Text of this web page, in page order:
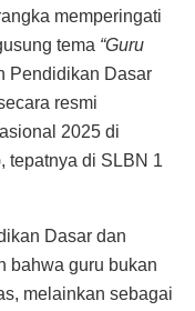
memperingati
tema “Guru
Pendidikan Dasar
resmi
2025 di
tepatnya di SLBN 1
Dasar dan
bahwa guru bukan
melainkan sebagai